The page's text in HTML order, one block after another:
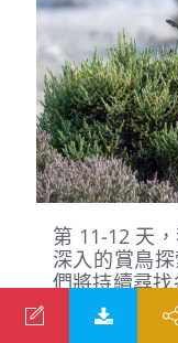
第 11-12 天
深入的賞鳥
們將持續尋
翎鴴、林銅
沿著海岸線